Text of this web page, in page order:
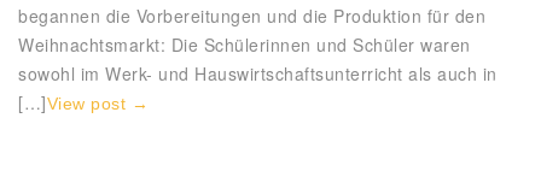
begannen die Vorbereitungen und die Produktion für den
Weihnachtsmarkt: Die Schülerinnen und Schüler waren
sowohl im Werk- und Hauswirtschaftsunterricht als auch in
[…]View post →